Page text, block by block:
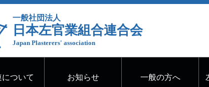
一般社団法人
日本左官業組合連合会
Japan Plasterers' association
について お知らせ 一般の方へ